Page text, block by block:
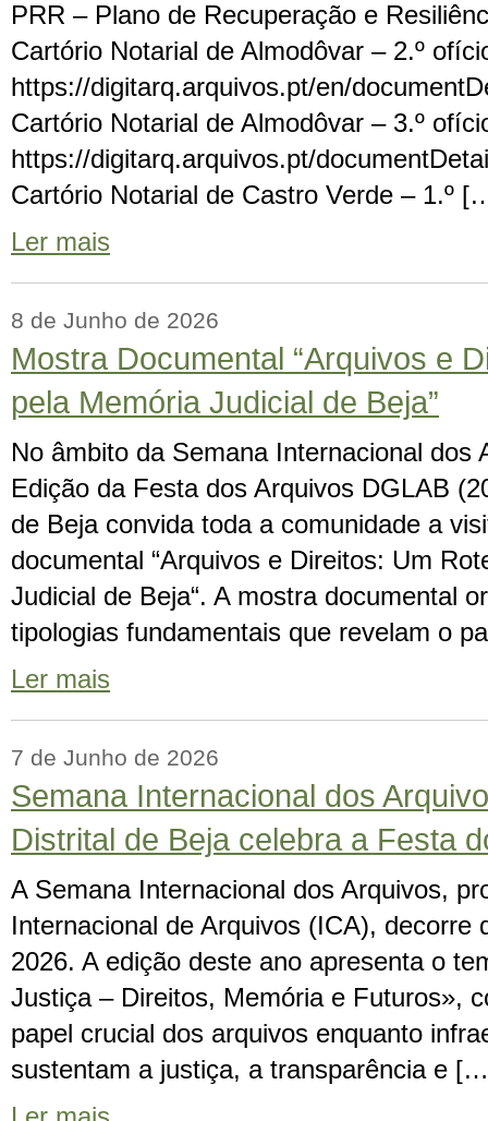
PRR – Plano de Recuperação e
Cartório Notarial de Almodôvar – 2.º
https://digitarq.arquivos.pt/en/
Cartório Notarial de Almodôvar – 3.º
https://digitarq.arquivos.pt/
Cartório Notarial de Castro Verde – 1.º
Ler mais
8 de Junho de 2026
Mostra Documental “Arquivos e
pela Memória Judicial de Beja”
No âmbito da Semana Internacional dos
Edição da Festa dos Arquivos DGLAB
de Beja convida toda a comunidade a
documental “Arquivos e Direitos: Um
Judicial de Beja“. A mostra documental
tipologias fundamentais que revelam o
Ler mais
7 de Junho de 2026
Semana Internacional dos
Distrital de Beja celebra a Festa
A Semana Internacional dos Arquivos,
Internacional de Arquivos (ICA), decorre
2026. A edição deste ano apresenta o
Justiça – Direitos, Memória e Futuros»,
papel crucial dos arquivos enquanto
sustentam a justiça, a transparência e